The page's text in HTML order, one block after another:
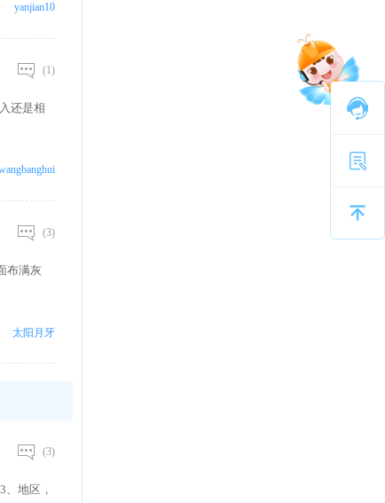
yanjian10
(1)
还是相
(3)
布满灰
太阳月牙
(3)
地区，